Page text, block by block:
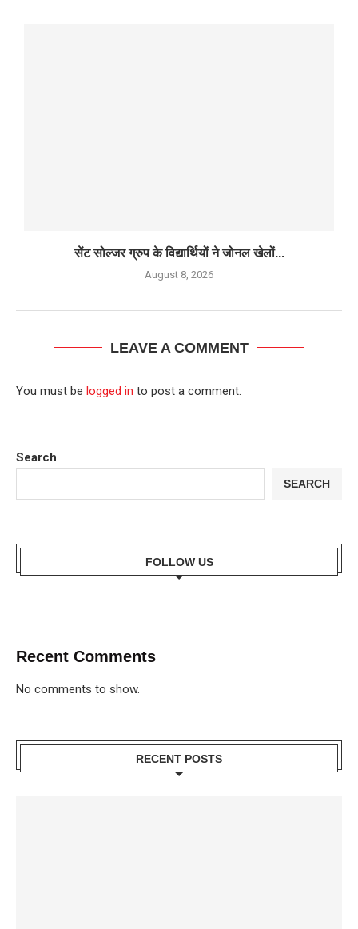
सेंट सोल्जर ग्रुप के विद्यार्थियों ने जोनल खेलों...
August 8, 2026
LEAVE A COMMENT
You must be logged in to post a comment.
Search
SEARCH
FOLLOW US
Recent Comments
No comments to show.
RECENT POSTS